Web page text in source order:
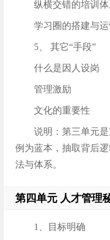
纵横交错的培训体
学习圈的搭建与
5、 其它“手段”
什么是因人设岗
管理激励
文化的重要性
说明：第三单元
例为蓝本，抽取背后
法与体系。
第四单元 人才管理
1、目标明确